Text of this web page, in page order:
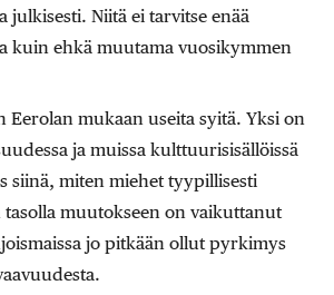
julkisesti. Niitä ei tarvitse enää
kuin ehkä muutama vuosikymmen
Eerolan mukaan useita syitä. Yksi on
ja muissa kulttuurisisällöissä
siinä, miten miehet tyypillisesti
tasolla muutokseen on vaikuttanut
jo pitkään ollut pyrkimys